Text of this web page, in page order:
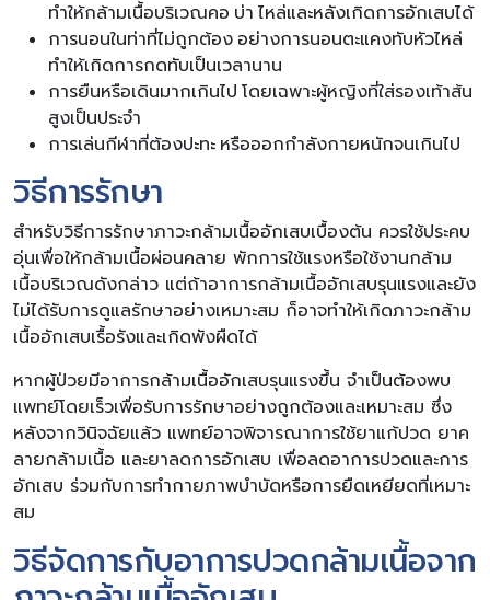
ทำให้กล้ามเนื้อบริเวณคอ บ่า ไหล่และหลังเกิดการอักเสบได้
การนอนในท่าที่ไม่ถูกต้อง อย่างการนอนตะแคงทับหัวไหล่
ทำให้เกิดการกดทับเป็นเวลานาน
การยืนหรือเดินมากเกินไป โดยเฉพาะผู้หญิงที่ใส่รองเท้าส้น
สูงเป็นประจำ
การเล่นกีฬาที่ต้องปะทะ หรือออกกำลังกายหนักจนเกินไป
วิธีการรักษา
สำหรับวิธีการรักษาภาวะกล้ามเนื้ออักเสบเบื้องต้น ควรใช้ประคบ
อุ่นเพื่อให้กล้ามเนื้อผ่อนคลาย พักการใช้แรงหรือใช้งานกล้าม
เนื้อบริเวณดังกล่าว แต่ถ้าอาการกล้ามเนื้ออักเสบรุนแรงและยัง
ไม่ได้รับการดูแลรักษาอย่างเหมาะสม ก็อาจทำให้เกิดภาวะกล้าม
เนื้ออักเสบเรื้อรังและเกิดพังผืดได้
หากผู้ป่วยมีอาการกล้ามเนื้ออักเสบรุนแรงขึ้น จำเป็นต้องพบ
แพทย์โดยเร็วเพื่อรับการรักษาอย่างถูกต้องและเหมาะสม ซึ่ง
หลังจากวินิจฉัยแล้ว แพทย์อาจพิจารณาการใช้ยาแก้ปวด ยาค
ลายกล้ามเนื้อ และยาลดการอักเสบ เพื่อลดอาการปวดและการ
อักเสบ ร่วมกับการทำกายภาพบำบัดหรือการยืดเหยียดที่เหมาะ
สม
วิธีจัดการกับอาการปวดกล้ามเนื้อจาก